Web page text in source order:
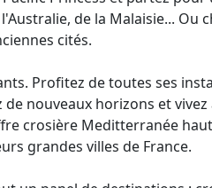
de la Malaisie... Ou
cités.
Profitez de toutes ses
nouveaux horizons et
crosière Meditterranée
grandes villes de France.